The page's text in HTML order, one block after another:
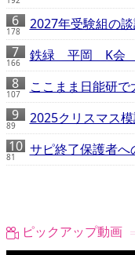
178 2027年受験組の
166 鉄緑 平岡 K会
107 ここまま日能研で
89 2025クリスマス
81
サピ終了保護者へ
ピックアップ動画